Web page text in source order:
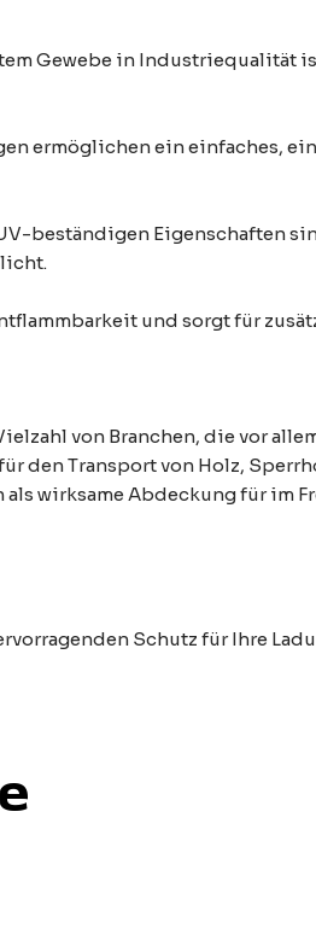
Gewebe in Industriequalität
ermöglichen ein einfaches,
beständigen Eigenschaften
und sorgt für
von Branchen, die vor
den Transport von Holz,
wirksame Abdeckung für
Schutz für Ihre